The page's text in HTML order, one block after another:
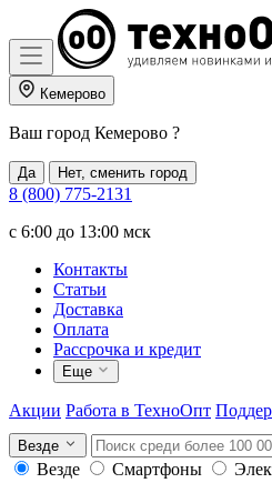
Кемерово
Ваш город Кемерово ?
Да Нет, сменить город
8 (800) 775-2131
c 6:00 до 13:00 мск
Контакты
Статьи
Доставка
Оплата
Рассрочка и кредит
Еще
Акции Работа в ТехноОпт
Везде
Везде Смартфоны